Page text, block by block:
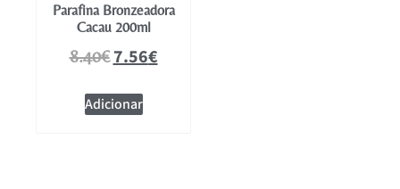
Parafina Bronzeadora
Cacau 200ml
8.40€7.56€
Adicionar